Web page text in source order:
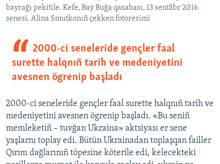
bayrağı pekitile. Kefe, Bay Buğa qasabası, 13 sentâbr 2016
senesi. Alina Smutkonıñ çekken fotoresimi
2000-ci seneleride gençler faal
surette halqnıñ tarih ve medeniyetini
avesnen ögrenip başladı
2000-ci seneleride gençler faal surette halqnıñ tarih ve
medeniyetini avesnen ögrenip başladı. «Bu seniñ
memleketiñ – tuvğan Ukraina» aktsiyası er sene
yaşlarnı toplay edi. Bütün Ukrainadan toplaşqan failler
Qırım dağlarınıñ töpesine köterile edi, kelecekteki